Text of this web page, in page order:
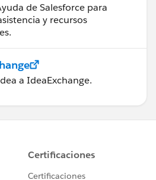
de Salesforce para
y recursos
a IdeaExchange.